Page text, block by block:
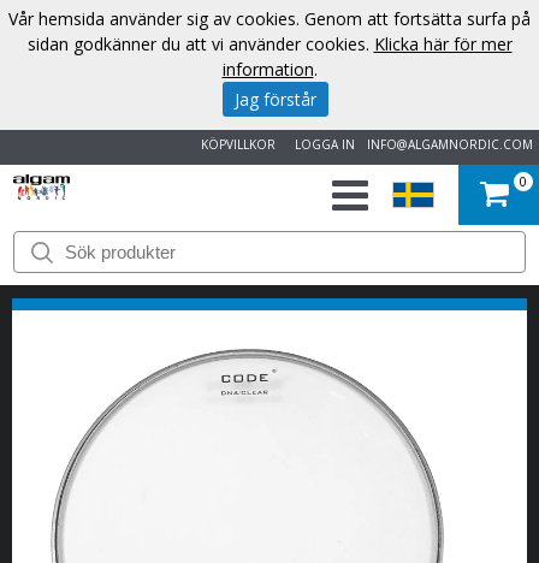
INFO@ALGAMNORDIC.COM
LOGGA IN
KÖPVILLKOR
START
VARUMÄRKEN
NYHETER
OM
0
Vår hemsida använder sig av cookies. Genom att fortsätta surfa på
sidan godkänner du att vi använder cookies. Klicka här för mer
information.
Jag förstår